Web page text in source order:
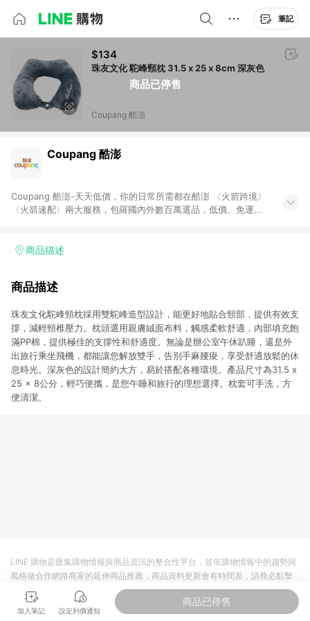
筆記
商品已停售
$134
珠友文化 駝峰頸枕 31.5 x 25 x 8cm 深灰色
Coupang 酷澎
Coupang 酷澎
Coupang 酷澎-天天低價，你的日常所需都在酷澎 〈火箭跨境〉
〈火箭速配〉兩大服務，包羅國內外數百萬選品，低價、免運，
加入WOW會員告別湊免運，火箭速配、火箭跨境優質選品不限金
商品描述
商品描述
珠友文化駝峰頸枕採用雙駝峰造型設計，能更好地貼合頸部，提供有效支
撐，減輕頸椎壓力。枕頭選用親膚絨面布料，觸感柔軟舒適，內部填充飽
滿PP棉，提供極佳的支撐性和舒適度。無論是辦公室午休趴睡，還是外
出旅行乘坐飛機，都能讓您解放雙手，告別手麻腰痠，享受舒適放鬆的休
息時光。深灰色的設計簡約大方，易於搭配各種環境。產品尺寸為31.5 x
25 x 8公分，輕巧便攜，是您午睡和旅行的理想選擇。枕套可手洗，方
便清潔。
加入筆記 設定到價通知
商品已停售
LINE 購物是匯集購物情報與商品資訊的整合性平台，並依購物情報中的趨勢與
風格做合作網路商家的延伸商品推薦，商品資料更新會有時間差，請務必點擊
商品至各合作網路商家，確認現售價與購物條件，一切資訊以合作廠商網頁為
準。